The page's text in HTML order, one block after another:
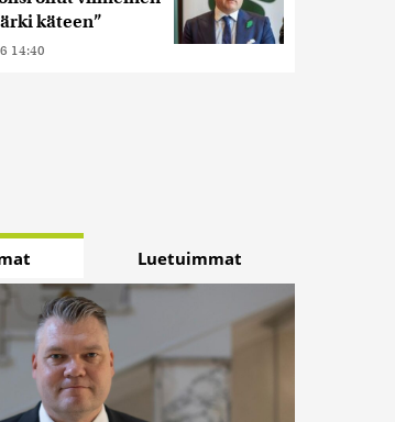
käteen”
14:40
Luetuimmat